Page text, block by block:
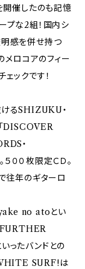
開催したのも記憶
プな2組！国内シ
感を併せ持つ
メロコアのフィー
ックです！
けるSHIZUKU・
DISCOVER
・
００枚限定ＣＤ。
年のギターロ
no atoとい
FURTHER
ったバンドとの
SURF!は